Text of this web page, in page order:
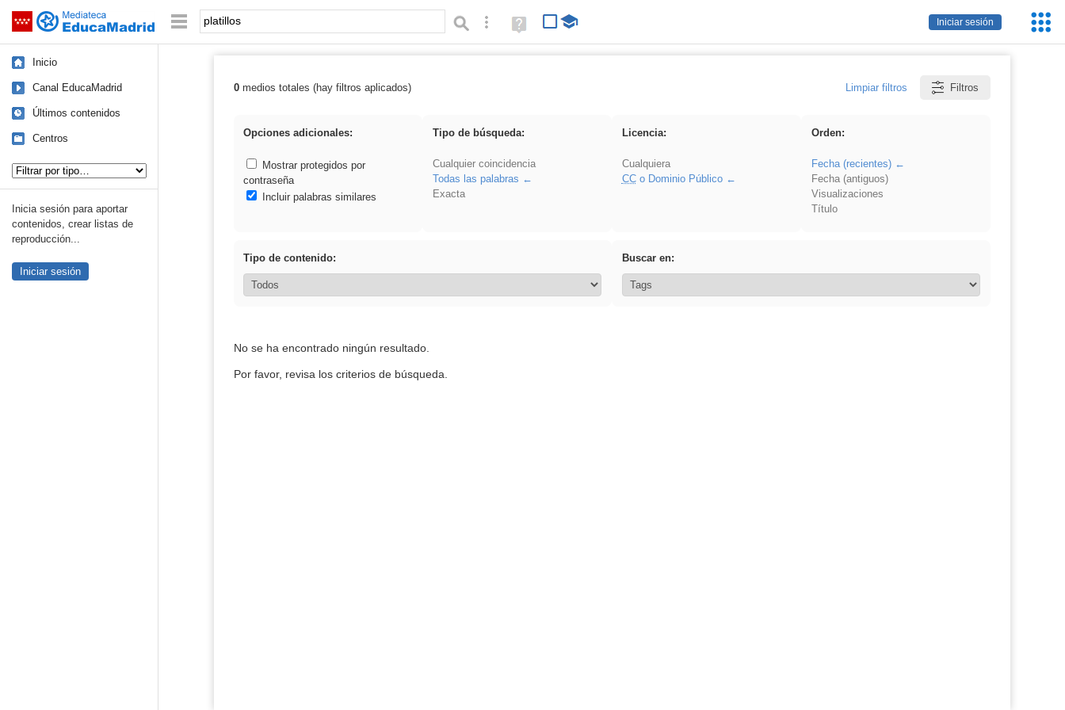
Saltar navegación
Iniciar sesión
Palabra o frase: Búsqueda avanzada
Ayuda
(en
Inicio
Canal EducaMadrid
Últimos contenidos
Centros
Inicia sesión para aportar
contenidos, crear listas de
reproducción...
Iniciar sesión
Resultados de: platillos
0medios totales (hay filtros aplicados) Limpiar filtros Filtros
Opciones adicionales:
Mostrar protegidos por
contraseña
Incluir palabras similares
Tipo de búsqueda:
Cualquier coincidencia
Todas las palabras
Exacta
Licencia:
Cualquiera
CCo Dominio Público
Orden:
Fecha (recientes)
Fecha (antiguos)
Visualizaciones
Título
Tipo de contenido: Buscar en:
No se ha encontrado ningún resultado.
Por favor, revisa los criterios de búsqueda.